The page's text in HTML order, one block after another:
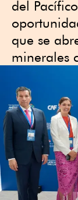
del
que se
minerales